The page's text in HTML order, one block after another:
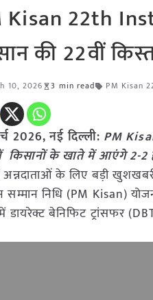
Kisan 22th
की 22वीं
10, 2026 3 min read PM Kisan
2026, नई दिल्ली: PM
किसानों के खाते में आएंगे 2-2
अन्नदाताओं के लिए बड़ी
सम्मान निधि (PM Kisan)
डायरेक्ट बेनिफिट ट्रांसफर